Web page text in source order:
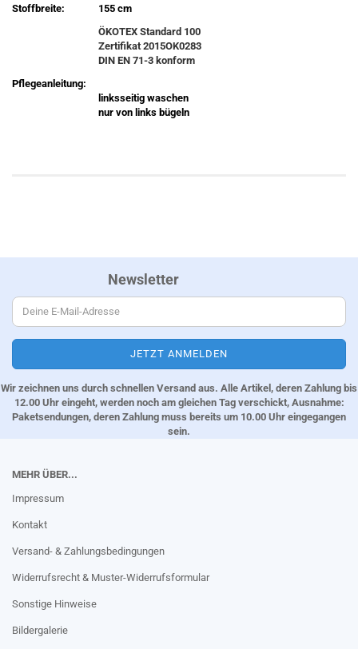
Stoffbreite:
155 cm
ÖKOTEX Standard 100
Zertifikat 2015OK0283
DIN EN 71-3 konform
Pflegeanleitung:
linksseitig waschen
nur von links bügeln
Newsletter
Wir zeichnen uns durch schnellen Versand aus. Alle Artikel, deren Zahlung bis
12.00 Uhr eingeht, werden noch am gleichen Tag verschickt, Ausnahme:
Paketsendungen, deren Zahlung muss bereits um 10.00 Uhr eingegangen
sein.
MEHR ÜBER...
Impressum
Kontakt
Versand- & Zahlungsbedingungen
Widerrufsrecht & Muster-Widerrufsformular
Sonstige Hinweise
Bildergalerie